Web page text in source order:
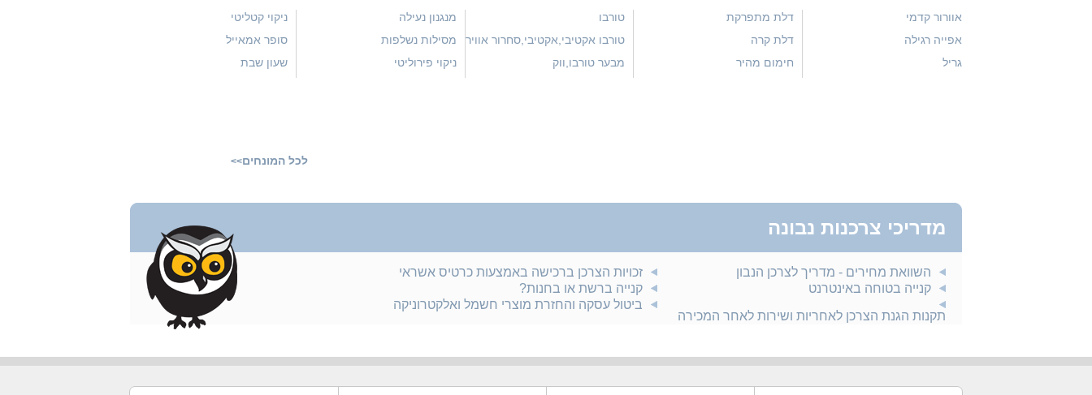
אוורור קדמי
אפייה רגילה
גריל
דלת מתפרקת
דלת קרה
חימום מהיר
טורבו
טורבו אקטיבי,אקטיבי,סחרור אוויר
חם
מבער טורבו,ווק
מנגנון נעילה
מסילות נשלפות
ניקוי פירוליטי
ניקוי קטליטי
סופר אמאייל
שעון שבת
לכל המונחים>>
מדריכי צרכנות נבונה
השוואת מחירים - מדריך לצרכן הנבון
קנייה בטוחה באינטרנט
תקנות הגנת הצרכן לאחריות ושירות לאחר המכירה
זכויות הצרכן ברכישה באמצעות כרטיס אשראי
קנייה ברשת או בחנות?
ביטול עסקה והחזרת מוצרי חשמל ואלקטרוניקה